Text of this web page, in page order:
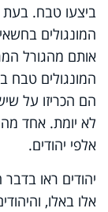
ביצעו טבח. בעת
המונגולים
אותם מהגורל
המונגולים
הם הכריזו על
לא יומת. אחד
אלפי יהודים.
יהודים ראו
אלו באלו,